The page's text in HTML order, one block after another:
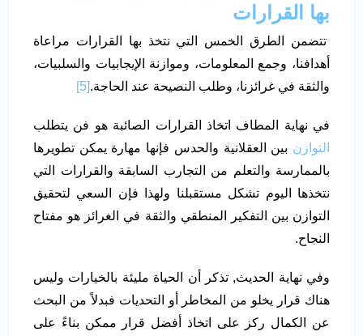
بها القرارات
تتضمن الطرق الخمس التي نتخذ بها القرارات مراعاة
أهدافنا، وجمع المعلومات، وموازنة الإيجابيات والسلبيات،
والثقة في غرائزنا، وطلب النصيحة عند الحاجة.[5]
في نهاية المطاف اتخاذ القرارات الصائبة هو فن يتطلب
التوازن بين العقلانية والحدس فإنها مهارة يمكن تطويرها
بالممارسة والتعلم من التجارب السابقة والقرارات التي
نتخذها اليوم تشكل مستقبلنا ولهذا فإن السعي لتحقيق
التوازن بين التفكير المنطقي والثقة في الغرائز هو مفتاح
النجاح.
وفي نهاية الحديث, تذكر أن الحياة مليئة بالخيارات وليس
هناك قرار يخلو من المخاطر أو التحديات فبدلاً من البحث
عن الكمال ركز على اتخاذ أفضل قرار ممكن بناءً على